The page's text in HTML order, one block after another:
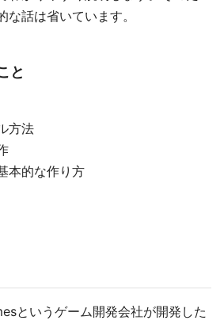
話は省いています。
と
方法
本的な作り方
というゲーム開発会社が開発した